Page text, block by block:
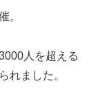
。
人を超える
れました。